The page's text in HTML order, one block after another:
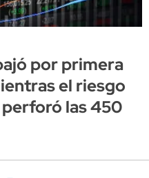
por primera
el riesgo
las 450